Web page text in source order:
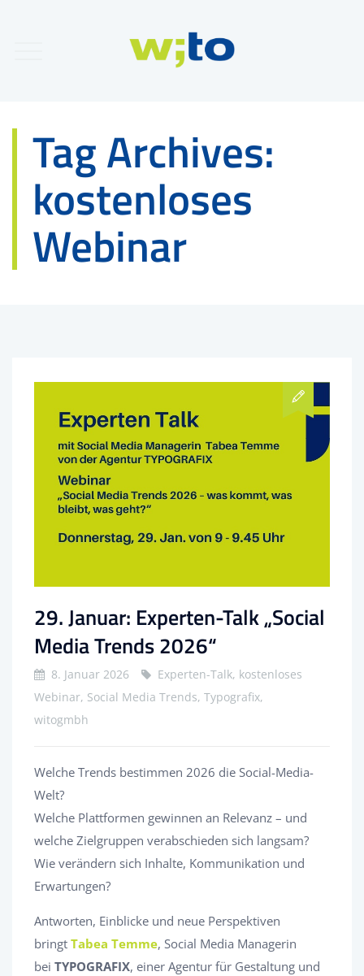
Tag Archives:
kostenloses
Webinar
29. Januar: Experten-Talk „Social
Media Trends 2026“
8. Januar 2026
Experten-Talk, kostenloses
Webinar, Social Media Trends, Typografix,
witogmbh
Welche Trends bestimmen 2026 die Social-Media-
Welt?
Welche Plattformen gewinnen an Relevanz – und
welche Zielgruppen verabschieden sich langsam?
Wie verändern sich Inhalte, Kommunikation und
Erwartungen?
Antworten, Einblicke und neue Perspektiven
bringt Tabea Temme, Social Media Managerin
bei TYPOGRAFIX, einer Agentur für Gestaltung und